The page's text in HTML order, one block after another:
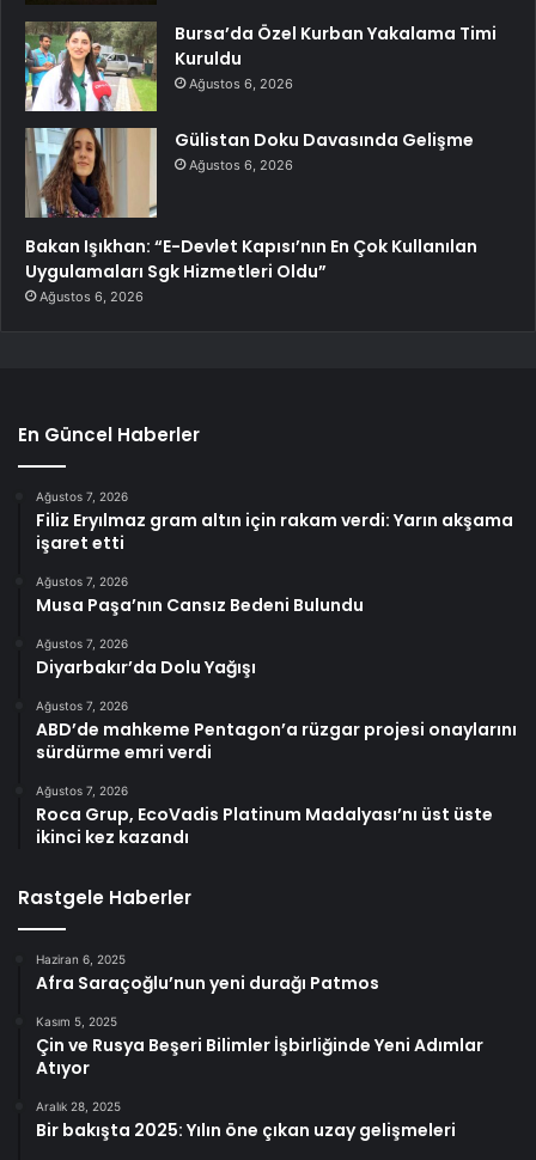
Bursa’da Özel Kurban Yakalama Timi
Kuruldu
Ağustos 6, 2026
Gülistan Doku Davasında Gelişme
Ağustos 6, 2026
Bakan Işıkhan: “E-Devlet Kapısı’nın En Çok Kullanılan
Uygulamaları Sgk Hizmetleri Oldu”
Ağustos 6, 2026
En Güncel Haberler
Ağustos 7, 2026
Filiz Eryılmaz gram altın için rakam verdi: Yarın akşama
işaret etti
Ağustos 7, 2026
Musa Paşa’nın Cansız Bedeni Bulundu
Ağustos 7, 2026
Diyarbakır’da Dolu Yağışı
Ağustos 7, 2026
ABD’de mahkeme Pentagon’a rüzgar projesi onaylarını
sürdürme emri verdi
Ağustos 7, 2026
Roca Grup, EcoVadis Platinum Madalyası’nı üst üste
ikinci kez kazandı
Rastgele Haberler
Haziran 6, 2025
Afra Saraçoğlu’nun yeni durağı Patmos
Kasım 5, 2025
Çin ve Rusya Beşeri Bilimler İşbirliğinde Yeni Adımlar
Atıyor
Aralık 28, 2025
Bir bakışta 2025: Yılın öne çıkan uzay gelişmeleri